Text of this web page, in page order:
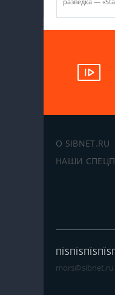
разведка —
О SIBNET.RU
НАШИ
mors@sibnet.ru